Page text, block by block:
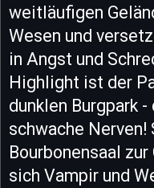
weitläufigen
Wesen und
in Angst und
Highlight ist der
dunklen Burgpark
schwache
Bourbonensaal
sich Vampir und